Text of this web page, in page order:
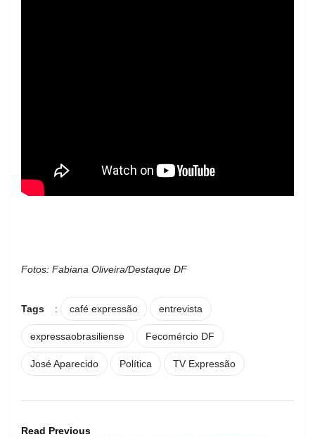
Fotos: Fabiana Oliveira/Destaque DF
Tags : café expressão entrevista
expressaobrasiliense Fecomércio DF
José Aparecido Política TV Expressão
Read Previous